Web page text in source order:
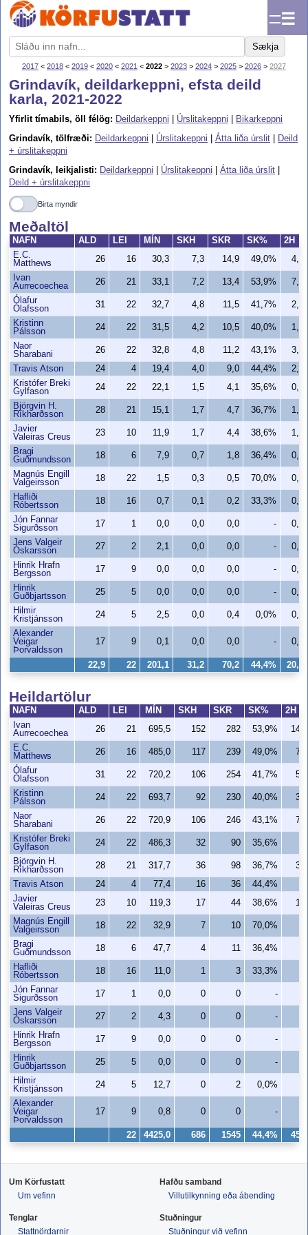
☰
Sækja
2017 < 2018 < 2019 < 2020 < 2021 < 2022 > 2023 > 2024 > 2025 > 2026 > 2027
Grindavík, deildarkeppni, efsta deild
karla, 2021-2022
Yfirlit tímabils, öll félög: Deildarkeppni Úrslitakeppni
Bikarkeppni
Grindavík, tölfræði: Deildarkeppni Úrslitakeppni Átta liða úrslit
Deild
+ úrslitakeppni
Grindavík, leikjalisti: Deildarkeppni Úrslitakeppni Átta liða úrslit
Deild + úrslitakeppni
Birta myndir
Heildartölur
NAFN ALD LEI MÍN SKH SKR SK%
2H
Ivan
Aurrecoechea
26 21 695,5 152 282 53,9%
146
E.C.
Matthews
26 16 485,0 117 239 49,0%
72
Ólafur
Ólafsson
31 22 720,2 106 254 41,7%
55
Kristinn
Pálsson
24 22 693,7 92 230 40,0%
37
Naor
Sharabani
26 22 720,9 106 246 43,1%
72
Kristófer Breki
Gylfason
24 22 486,3 32 90 35,6%
Björgvin H.
Ríkharðsson
28 21 317,7 36 98 36,7%
32
Travis Atson
24 4 77,4 16 36 44,4%
Javier
Valeiras Creus
23 10 119,3 17 44 38,6%
15
Magnús Engill
Valgeirsson
18 22 32,9 7 10 70,0%
Bragi
Guðmundsson
18 6 47,7 4 11 36,4%
Hafliði
Róbertsson
18 16 11,0 1 3 33,3%
Jón Fannar
Sigurðsson
17 1 0,0 0 0 -
Jens Valgeir
Óskarsson
27 2 4,3 0 0 -
Hinrik Hrafn
Bergsson
17 9 0,0 0 0 -
Hinrik
Guðbjartsson
25 5 0,0 0 0 -
Hilmir
Kristjánsson
24 5 12,7 0 2 0,0%
Alexander
Veigar
Þorvaldsson
17 9 0,8 0 0 -
22 4425,0 686 1545 44,4% 454
Meðaltöl
NAFN ALD LEI MÍN SKH SKR SK%
2H
E.C.
Matthews
26 16 30,3 7,3 14,9 49,0%
4,5
Ivan
Aurrecoechea
26 21 33,1 7,2 13,4 53,9%
7,0
Ólafur
Ólafsson
31 22 32,7 4,8 11,5 41,7%
2,5
Kristinn
Pálsson
24 22 31,5 4,2 10,5 40,0%
1,7
Naor
Sharabani
26 22 32,8 4,8 11,2 43,1%
3,3
Travis Atson
24 4 19,4 4,0 9,0 44,4%
2,3
Kristófer Breki
Gylfason
24 22 22,1 1,5 4,1 35,6%
0,4
Björgvin H.
Ríkharðsson
28 21 15,1 1,7 4,7 36,7%
1,5
Javier
Valeiras Creus
23 10 11,9 1,7 4,4 38,6%
1,5
Bragi
Guðmundsson
18 6 7,9 0,7 1,8 36,4%
0,3
Magnús Engill
Valgeirsson
18 22 1,5 0,3 0,5 70,0%
0,2
Hafliði
Róbertsson
18 16 0,7 0,1 0,2 33,3%
0,1
Jón Fannar
Sigurðsson
17 1 0,0 0,0 0,0 -
0,0
Jens Valgeir
Óskarsson
27 2 2,1 0,0 0,0 -
0,0
Hinrik Hrafn
Bergsson
17 9 0,0 0,0 0,0 -
0,0
Hinrik
Guðbjartsson
25 5 0,0 0,0 0,0 -
0,0
Hilmir
Kristjánsson
24 5 2,5 0,0 0,4 0,0%
0,0
Alexander
Veigar
Þorvaldsson
17 9 0,1 0,0 0,0 - 0,0
22,9 22 201,1 31,2 70,2 44,4% 20,6
Um Körfustatt
Um vefinn
Hafðu samband
Villutilkynning eða ábending
Tenglar
Stattnördarnir
Stuðningur
Stuðningur við vefinn